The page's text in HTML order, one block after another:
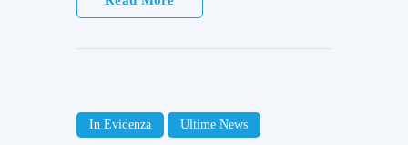
In Evidenza Ultime News